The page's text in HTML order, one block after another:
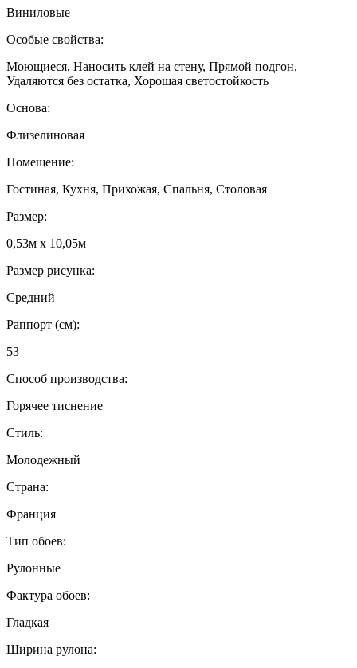
Виниловые
Особые свойства:
Моющиеся, Наносить клей на стену, Прямой подгон,
Удаляются без остатка, Хорошая светостойкость
Основа:
Флизелиновая
Помещение:
Гостиная, Кухня, Прихожая, Спальня, Столовая
Размер:
0,53м x 10,05м
Размер рисунка:
Средний
Раппорт (см):
53
Способ производства:
Горячее тиснение
Стиль:
Молодежный
Страна:
Франция
Тип обоев:
Рулонные
Фактура обоев:
Гладкая
Ширина рулона: